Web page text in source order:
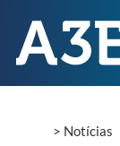
> Notícias